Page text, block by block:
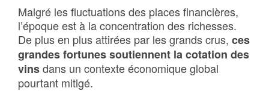
Malgré les fluctuations des places financières,
l’époque est à la concentration des richesses.
De plus en plus attirées par les grands crus, ces
grandes fortunes soutiennent la cotation des
vinsdans un contexte économique global
pourtant mitigé.